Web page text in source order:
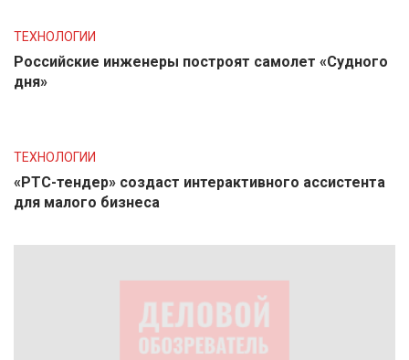
ТЕХНОЛОГИИ
Российские инженеры построят самолет «Судного
дня»
ТЕХНОЛОГИИ
«РТС-тендер» создаст интерактивного ассистента
для малого бизнеса